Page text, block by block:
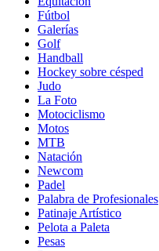
Fútbol
Galerías
Golf
Handball
Hockey sobre césped
Judo
La Foto
Motociclismo
Motos
MTB
Natación
Newcom
Padel
Palabra de Profesionales
Patinaje Artístico
Pelota a Paleta
Pesas